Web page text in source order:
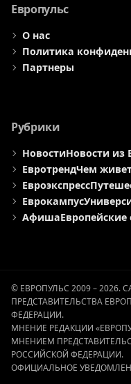
Европульс
О нас
Политика
Партнеры
Рубрики
НовостиНовости из
ЕвротрендЧем
Евроэкспресс
Еврокампус
Афиша
© ЕВРОПУЛЬС 2009 – 2026.
ПРЕДСТАВИТЕЛЬСТВА
ФЕДЕРАЦИИ.
МНЕНИЕ РЕДАКЦИИ
МНЕНИЕМ
РОССИЙСКОЙ ФЕДЕРАЦИИ.
ОФИЦИАЛЬНОЕ